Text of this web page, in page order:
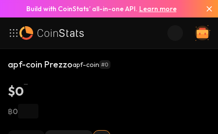
Build with CoinStats’ all-in-one API. Learn more
apf-coin Prezzoapf-coin #0
$0
฿0